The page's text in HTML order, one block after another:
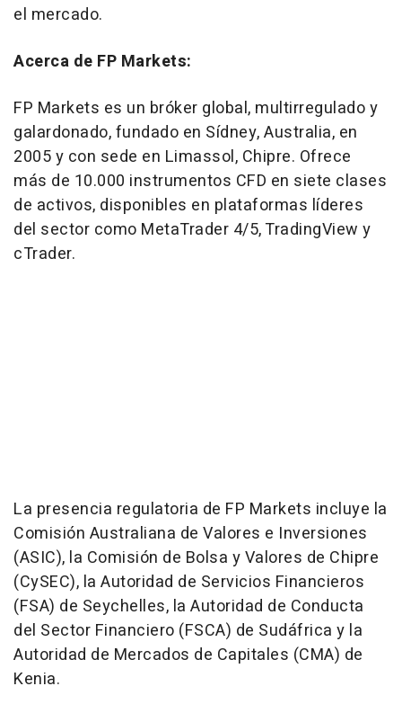
el mercado.
Acerca de FP Markets:
FP Markets es un bróker global, multirregulado y
galardonado, fundado en Sídney, Australia, en
2005 y con sede en Limassol, Chipre. Ofrece
más de 10.000 instrumentos CFD en siete clases
de activos, disponibles en plataformas líderes
del sector como MetaTrader 4/5, TradingView y
cTrader.
La presencia regulatoria de FP Markets incluye la
Comisión Australiana de Valores e Inversiones
(ASIC), la Comisión de Bolsa y Valores de Chipre
(CySEC), la Autoridad de Servicios Financieros
(FSA) de Seychelles, la Autoridad de Conducta
del Sector Financiero (FSCA) de Sudáfrica y la
Autoridad de Mercados de Capitales (CMA) de
Kenia.